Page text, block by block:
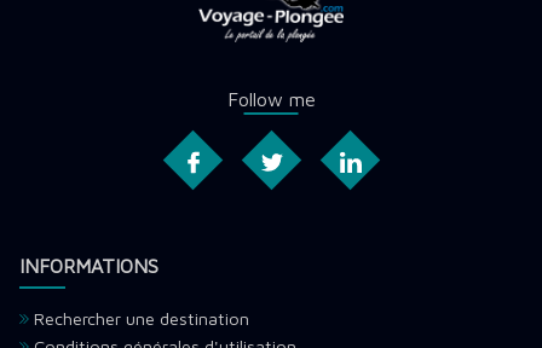
Follow me
INFORMATIONS
Rechercher une destination